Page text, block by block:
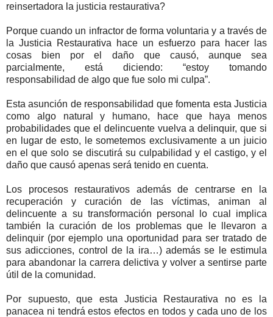
reinsertadora la justicia restaurativa?
Porque cuando un infractor de forma voluntaria y a través de
la Justicia Restaurativa hace un esfuerzo para hacer las
cosas bien por el daño que causó, aunque sea
parcialmente, está diciendo: “estoy tomando
responsabilidad de algo que fue solo mi culpa”.
Esta asunción de responsabilidad que fomenta esta Justicia
como algo natural y humano, hace que haya menos
probabilidades que el delincuente vuelva a delinquir, que si
en lugar de esto, le sometemos exclusivamente a un juicio
en el que solo se discutirá su culpabilidad y el castigo, y el
daño que causó apenas será tenido en cuenta.
Los procesos restaurativos además de centrarse en la
recuperación y curación de las víctimas, animan al
delincuente a su transformación personal lo cual implica
también la curación de los problemas que le llevaron a
delinquir (por ejemplo una oportunidad para ser tratado de
sus adicciones, control de la ira…) además se le estimula
para abandonar la carrera delictiva y volver a sentirse parte
útil de la comunidad.
Por supuesto, que esta Justicia Restaurativa no es la
panacea ni tendrá estos efectos en todos y cada uno de los